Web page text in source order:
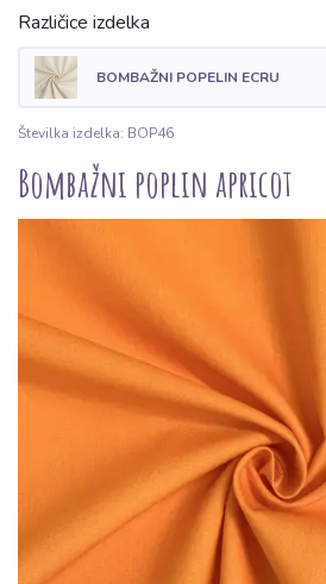
Različice izdelka
BOMBAŽNI POPELIN ECRU
Številka izdelka: BOP46
Bombažni poplin apricot